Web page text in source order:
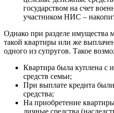
государством на счет
участником НИС –
Однако при разделе имущества
такой квартиры или же
одного из супругов. Такое
Квартира была куплена с
средств семьи;
При выплате кредита
средства;
На приобретение
личные средства